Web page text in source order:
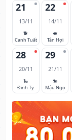
21
13/11
🐕
Canh Tuất
22
14/11
🐖
Tân Hợi
28
20/11
🐍
Đinh Tỵ
29
21/11
🐎
Mậu Ngọ